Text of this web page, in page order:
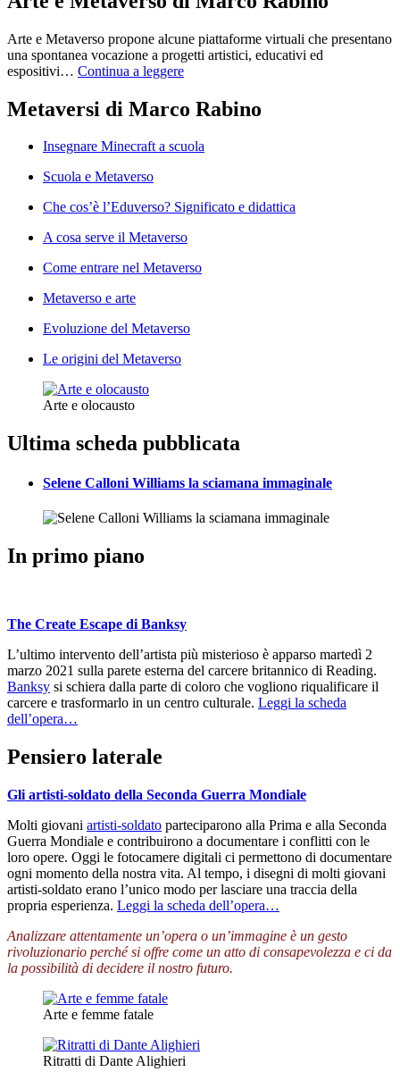
Arte e Metaverso propone alcune piattaforme virtuali che presentano
una spontanea vocazione a progetti artistici, educativi ed
espositivi… Continua a leggere
Metaversi di Marco Rabino
Insegnare Minecraft a scuola
Scuola e Metaverso
Che cos’è l’Eduverso? Significato e didattica
A cosa serve il Metaverso
Come entrare nel Metaverso
Metaverso e arte
Evoluzione del Metaverso
Le origini del Metaverso
Arte e olocausto
Ultima scheda pubblicata
Selene Calloni Williams la sciamana immaginale
In primo piano
The Create Escape di Banksy
L’ultimo intervento dell’artista più misterioso è apparso martedì 2
marzo 2021 sulla parete esterna del carcere britannico di Reading.
Banksy si schiera dalla parte di coloro che vogliono riqualificare il
carcere e trasformarlo in un centro culturale. Leggi la scheda
dell’opera…
Pensiero laterale
Gli artisti-soldato della Seconda Guerra Mondiale
Molti giovani artisti-soldato parteciparono alla Prima e alla Seconda
Guerra Mondiale e contribuirono a documentare i conflitti con le
loro opere. Oggi le fotocamere digitali ci permettono di documentare
ogni momento della nostra vita. Al tempo, i disegni di molti giovani
artisti-soldato erano l’unico modo per lasciare una traccia della
propria esperienza. Leggi la scheda dell’opera…
Analizzare attentamente un’opera o un’immagine è un gesto
rivoluzionario perché si offre come un atto di consapevolezza e ci da
la possibilità di decidere il nostro futuro.
Arte e femme fatale
Ritratti di Dante Alighieri